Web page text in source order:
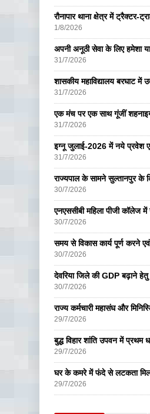
रौनापार थाना क्षेत्र में ट्रैक्टर-
1/8/2026
अपनी अनूठी सेवा के लिए हमेशा
31/7/2026
शासकीय महाविद्यालय बरघाट में
31/7/2026
एक मंच पर एक साथ गूंजीं
31/7/2026
इग्नू जुलाई-2026 में नये प्रवेश
31/7/2026
राज्यपाल के सामने सुल्तानपुर के
30/7/2026
एनएससीबी महिला पीजी कॉलेज
30/7/2026
समय से विकास कार्य पूर्ण करने
30/7/2026
देवरिया जिले की GDP बढ़ाने हेतु
30/7/2026
राज्य कर्मचारी महासंघ और
29/7/2026
बुद्ध विहार शांति उपवन में प्रथम
29/7/2026
घर के कमरे में फंदे से लटकता मिला
29/7/2026